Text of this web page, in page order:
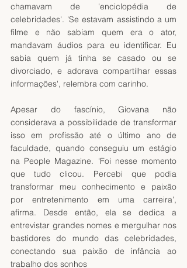
chamavam de 'enciclopédia de
celebridades'. 'Se estavam assistindo a um
filme e não sabiam quem era o ator,
mandavam áudios para eu identificar. Eu
sabia quem já tinha se casado ou se
divorciado, e adorava compartilhar essas
informações', relembra com carinho.
Apesar do fascínio, Giovana não
considerava a possibilidade de transformar
isso em profissão até o último ano de
faculdade, quando conseguiu um estágio
na People Magazine. 'Foi nesse momento
que tudo clicou. Percebi que podia
transformar meu conhecimento e paixão
por entretenimento em uma carreira',
afirma. Desde então, ela se dedica a
entrevistar grandes nomes e mergulhar nos
bastidores do mundo das celebridades,
conectando sua paixão de infância ao
trabalho dos sonhos